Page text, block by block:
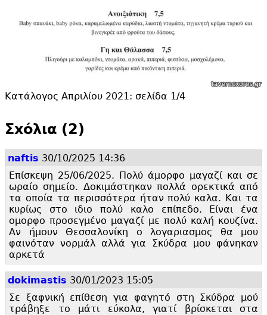
Κατάλογος Απριλίου 2021: σελίδα 1/4
Σxόλια (2)
naftis 30/10/2025 14:36
Επίσκεψη 25/06/2025. Πολύ άμορφο μαγαζί και σε
ωραίο σημείο. Δοκιμάστηκαν πολλά ορεκτικά από
τα οποία τα περισσότερα ήταν πολύ καλα. Και τα
κυρίως στο ιδιο πολύ καλο επίπεδο. Είναι ένα
ομορφο προσεγμένο μαγαζί με πολύ καλή κουζίνα.
Αν ήμουν Θεσσαλονίκη ο λογαριασμος θα μου
φαινόταν νορμάλ αλλά για Σκύδρα μου φάνηκαν
αρκετά
dokimastis 30/01/2023 15:05
Σε ξαφνική επίθεση για φαγητό στη Σκύδρα μού
τράβηξε το μάτι εύκολα, γιατί βρίσκεται στα